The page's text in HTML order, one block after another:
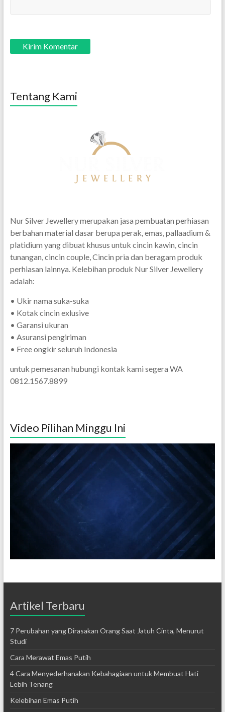
Tentang Kami
Nur Silver Jewellery merupakan jasa pembuatan perhiasan
berbahan material dasar berupa perak, emas, pallaadium &
platidium yang dibuat khusus untuk cincin kawin, cincin
tunangan, cincin couple, Cincin pria dan beragam produk
perhiasan lainnya. Kelebihan produk Nur Silver Jewellery
adalah:
• Ukir nama suka-suka
• Kotak cincin exlusive
• Garansi ukuran
• Asuransi pengiriman
• Free ongkir seluruh Indonesia
untuk pemesanan hubungi kontak kami segera WA
0812.1567.8899
Video Pilihan Minggu Ini
Artikel Terbaru
7 Perubahan yang Dirasakan Orang Saat Jatuh Cinta, Menurut
Studi
Cara Merawat Emas Putih
4 Cara Menyederhanakan Kebahagiaan untuk Membuat Hati
Lebih Tenang
Kelebihan Emas Putih